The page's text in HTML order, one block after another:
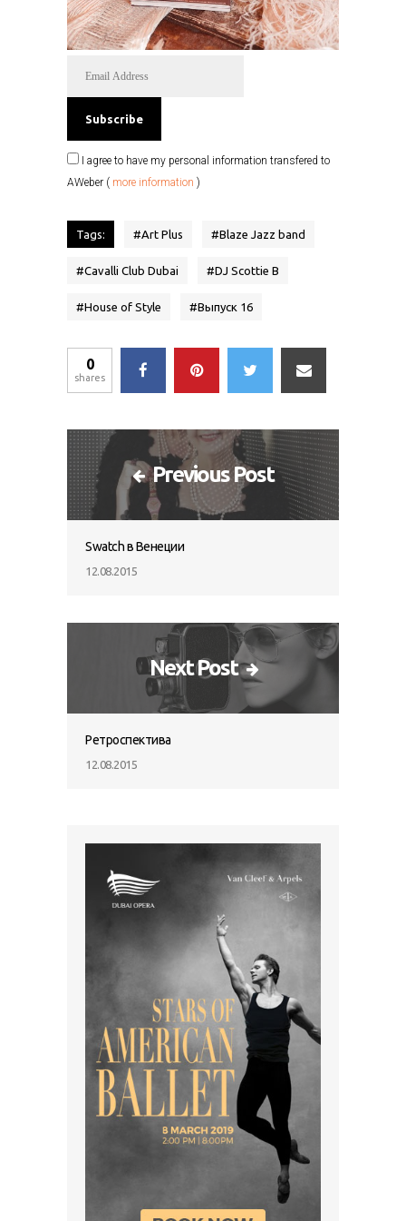
I agree to have my personal information transfered to
AWeber ( more information )
Tags: #Art Plus #Blaze Jazz band
#Cavalli Club Dubai #DJ Scottie B
#House of Style #Выпуск 16
0
shares
Previous Post
Swatch в Венеции
12.08.2015
Next Post
Ретроспектива
12.08.2015